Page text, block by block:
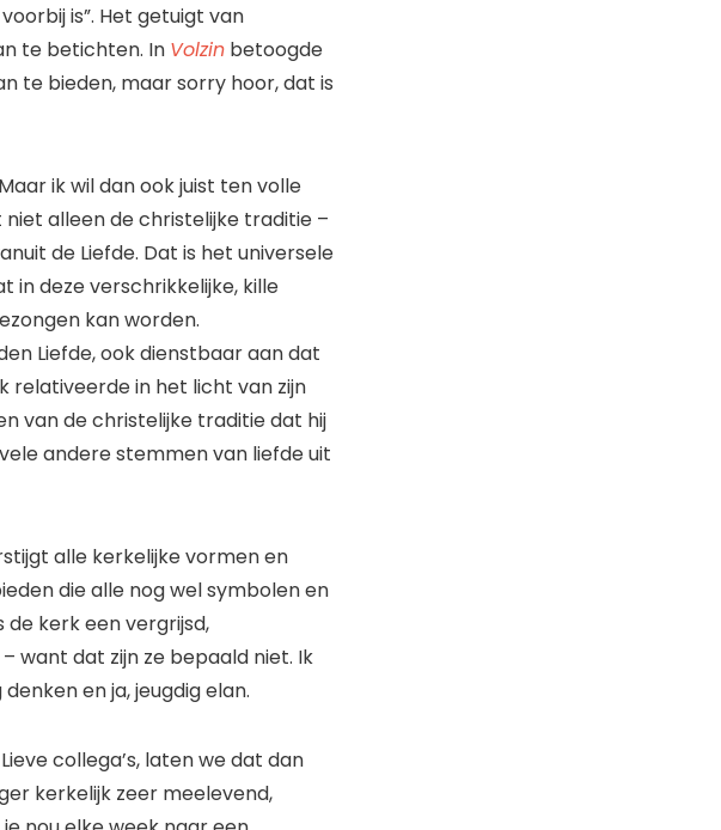
is”. Het getuigt van
te betichten. In Volzin betoogde
te bieden, maar sorry hoor, dat is
ik wil dan ook juist ten volle
alleen de christelijke traditie –
de Liefde. Dat is het universele
in deze verschrikkelijke, kille
kan worden.
Liefde, ook dienstbaar aan dat
relativeerde in het licht van zijn
van de christelijke traditie dat hij
andere stemmen van liefde uit
alle kerkelijke vormen en
die alle nog wel symbolen en
kerk een vergrijsd,
want dat zijn ze bepaald niet. Ik
en ja, jeugdig elan.
collega’s, laten we dat dan
kerkelijk zeer meelevend,